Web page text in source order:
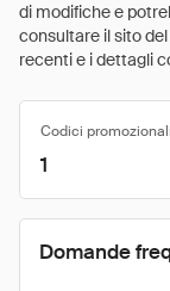
di modifiche e
consultare il sito
recenti e i dettagli
Codici promozionali
1
Domande